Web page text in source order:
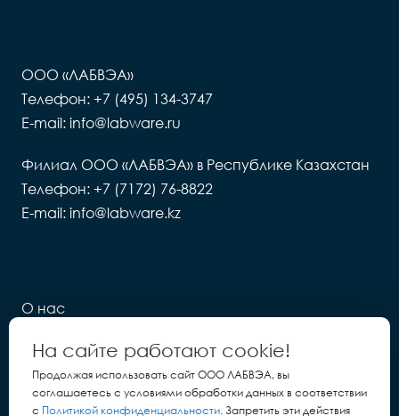
ООО «ЛАБВЭА»
Телефон: +7 (495) 134-3747
E-mail: info@labware.ru
Филиал ООО «ЛАБВЭА» в Республике Казахстан
Телефон: +7 (7172) 76-8822
E-mail: info@labware.kz
О нас
LIMS
Контакты
На сайте работают cookie!
Продолжая использовать сайт ООО ЛАБВЭА, вы
соглашаетесь с условиями обработки данных в соответствии
с Политикой конфиденциальности. Запретить эти действия